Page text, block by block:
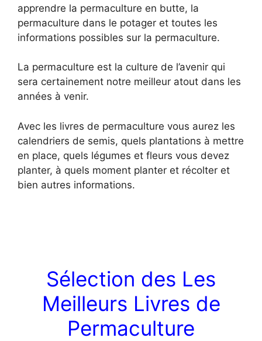
apprendre la permaculture en butte, la
permaculture dans le potager et toutes les
informations possibles sur la permaculture.
La permaculture est la culture de l’avenir qui
sera certainement notre meilleur atout dans les
années à venir.
Avec les livres de permaculture vous aurez les
calendriers de semis, quels plantations à mettre
en place, quels légumes et fleurs vous devez
planter, à quels moment planter et récolter et
bien autres informations.
Sélection des Les
Meilleurs Livres de
Permaculture